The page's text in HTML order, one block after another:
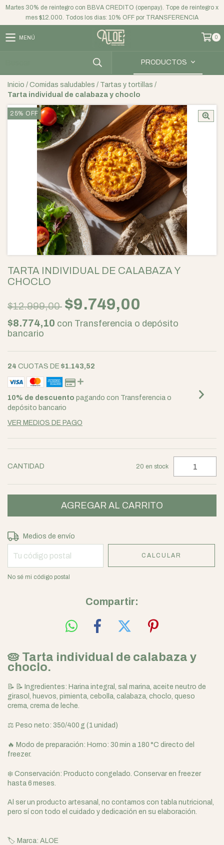
Martes 30% de reintegro con BBVA CREDITO (openpay). Tope de reintegro x
mes $12.000. Todos los dias: 10% OFF por TRANSFERENCIA
MENÚ 0
PRODUCTOS
Inicio / Comidas saludables / Tartas y tortillas /
Tarta individual de calabaza y choclo
25% OFF
TARTA INDIVIDUAL DE CALABAZA Y
CHOCLO
$12.999,00 $9.749,00
$8.774,10 con Transferencia o depósito
bancario
24 CUOTAS DE $1.143,52
10% de descuento pagando con Transferencia o
depósito bancario
VER MEDIOS DE PAGO
CANTIDAD 20 en stock
Entregas para el CP:
Medios de envío
CALCULAR
No sé mi código postal
Compartir:
🥧 Tarta individual de calabaza y
choclo.
📝 📝 Ingredientes: Harina integral, sal marina, aceite neutro de
girasol, huevos, pimienta, cebolla, calabaza, choclo, queso
crema, crema de leche.
⚖️ Peso neto: 350/400 g (1 unidad)
🔥 Modo de preparación: Horno: 30 min a 180 °C directo del
freezer.
❄️ Conservación: Producto congelado. Conservar en freezer
hasta 6 meses.
Al ser un producto artesanal, no contamos con tabla nutricional,
pero sí con todo el cuidado y dedicación en su elaboración.
🏷️ Marca: ALOE